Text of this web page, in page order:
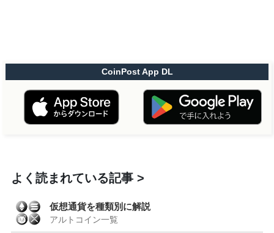
CoinPost App DL
よく読まれている記事
仮想通貨を種類別に解説
アルトコイン一覧